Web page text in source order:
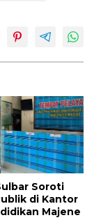
Soroti
di Kantor
Majene